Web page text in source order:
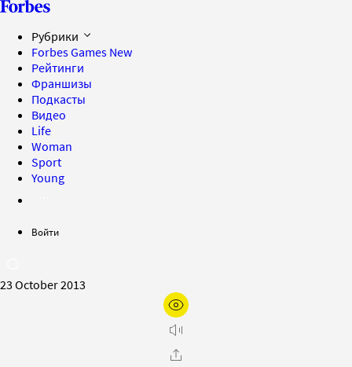
Рубрики
Forbes Games New
Рейтинги
Франшизы
Подкасты
Видео
Life
Woman
Sport
Young
Войти
23 October 2013